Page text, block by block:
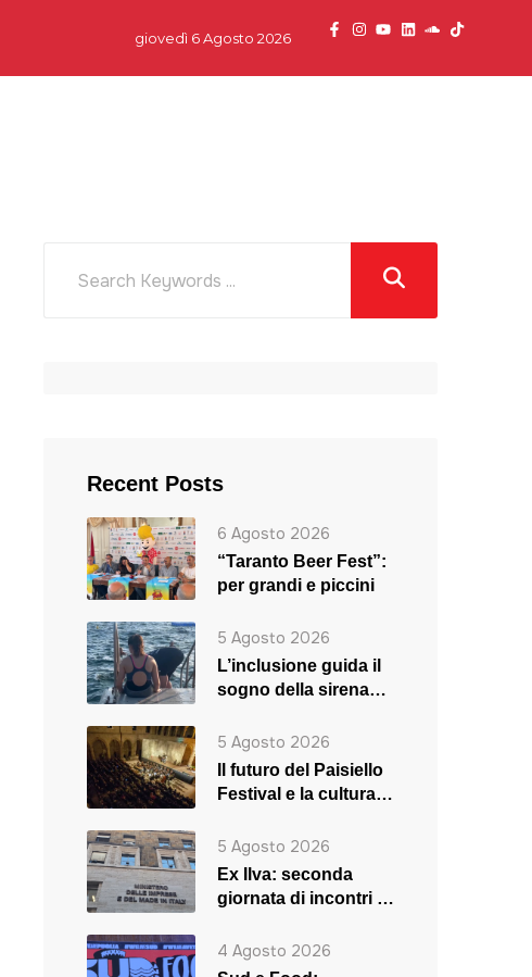
giovedì 6 Agosto 2026
Recent Posts
6 Agosto 2026
“Taranto Beer Fest”:
per grandi e piccini
5 Agosto 2026
L’inclusione guida il
sogno della sirena
5 Agosto 2026
Il futuro del Paisiello
Festival e la cultura
5 Agosto 2026
Ex Ilva: seconda
giornata di incontri a
4 Agosto 2026